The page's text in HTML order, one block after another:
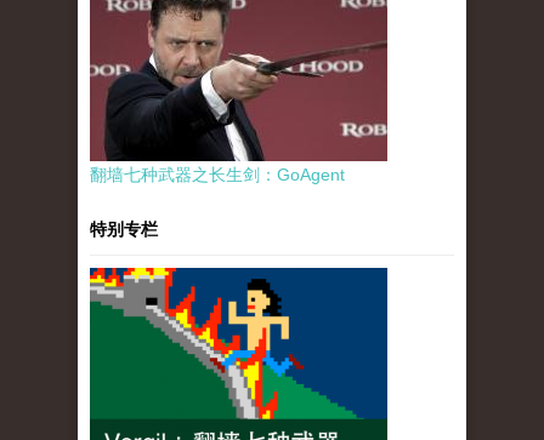
翻墙七种武器之长生剑：GoAgent
特别专栏